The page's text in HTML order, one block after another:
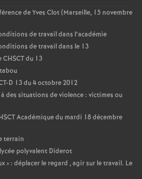
de Yves Clot (Marseille, 15 novembre
de travail dans l’académie
de travail dans le 13
du 13
D 13 du 4 octobre 2012
des situations de violence : victimes ou
Académique du mardi 18 décembre
terrain
polyvalent Diderot
» : déplacer le regard , agir sur le travail. Le